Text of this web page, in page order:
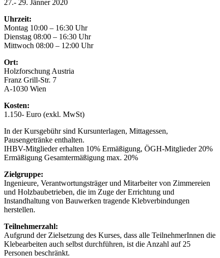
27.- 29. Jänner 2020
Uhrzeit:
Montag 10:00 – 16:30 Uhr
Dienstag 08:00 – 16:30 Uhr
Mittwoch 08:00 – 12:00 Uhr
Ort:
Holzforschung Austria
Franz Grill-Str. 7
A-1030 Wien
Kosten:
1.150- Euro (exkl. MwSt)
In der Kursgebühr sind Kursunterlagen, Mittagessen,
Pausengetränke enthalten.
IHBV-Mitglieder erhalten 10% Ermäßigung, ÖGH-Mitglieder 20%
Ermäßigung Gesamtermäßigung max. 20%
Zielgruppe:
Ingenieure, Verantwortungsträger und Mitarbeiter von Zimmereien
und Holzbaubetrieben, die im Zuge der Errichtung und
Instandhaltung von Bauwerken tragende Klebverbindungen
herstellen.
Teilnehmerzahl:
Aufgrund der Zielsetzung des Kurses, dass alle TeilnehmerInnen die
Klebearbeiten auch selbst durchführen, ist die Anzahl auf 25
Personen beschränkt.